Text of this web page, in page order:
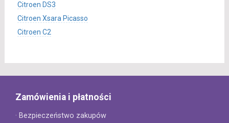
Citroen DS3
Citroen Xsara Picasso
Citroen C2
Zamówienia i płatności
· Bezpieczeństwo zakupów